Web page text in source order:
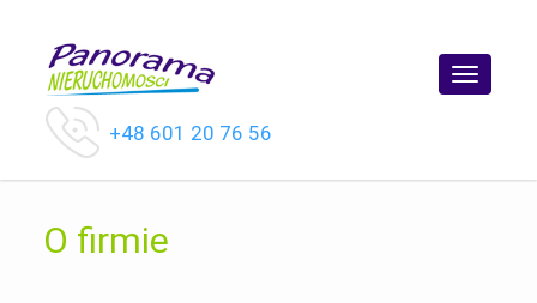
Toggle
+48 601 20 76 56
O firmie